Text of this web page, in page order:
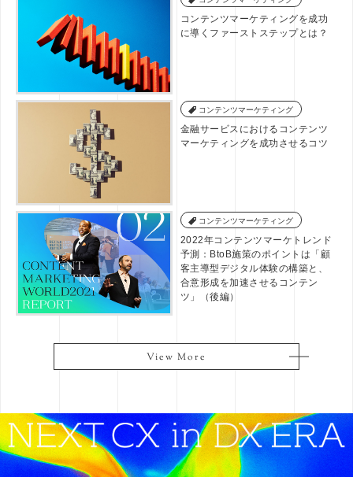
コンテンツマーケティングを成功
に導くファーストステップとは？
コンテンツマーケティング
金融サービスにおけるコンテンツ
マーケティングを成功させるコツ
コンテンツマーケティング
2022年コンテンツマーケトレンド
予測：BtoB施策のポイントは「顧
客主導型デジタル体験の構築と、
合意形成を加速させるコンテン
ツ」（後編）
View More
View More